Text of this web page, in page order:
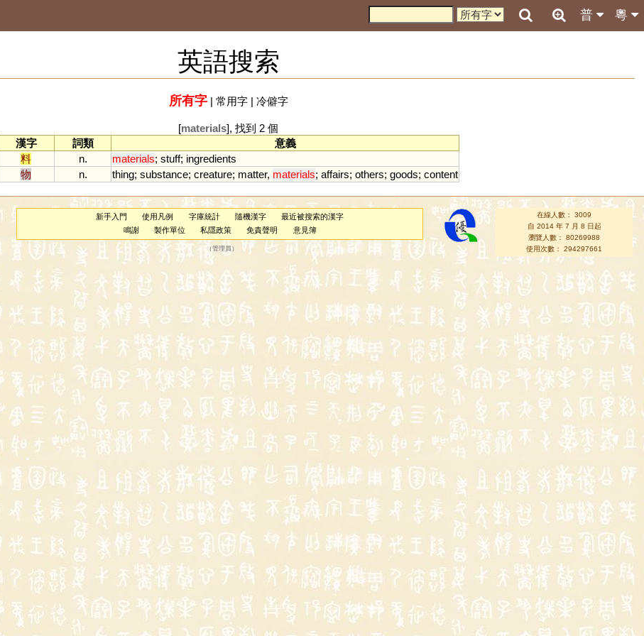
粵
普
英語搜索
所有字| 常用字| 冷僻字
[materials], 找到 2 個
漢字
詞類
意義
料
n. materials; stuff; ingredients
物
n. thing; substance; creature; matter, materials; affairs; others; goods; content
新手入門 使用凡例 字庫統計 隨機漢字
最近被搜索的漢字
鳴謝
製作單位 私隱政策 免責聲明 意見簿
（管理員 ）
在線人數： 3009
自 2014 年 7 月 8 日起
瀏覽人數： 80269988
使用次數： 294297661